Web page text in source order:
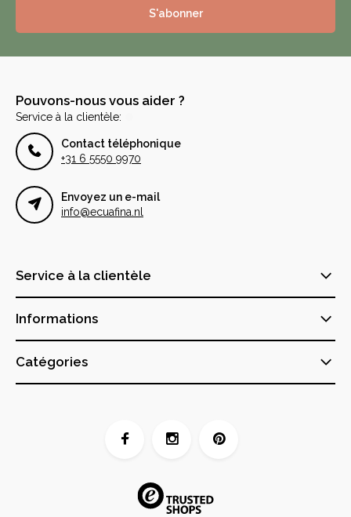
S'abonner
Pouvons-nous vous aider ?
Service à la clientèle:
Contact téléphonique
+31 6 5550 9970
Envoyez un e-mail
info@ecuafina.nl
Service à la clientèle
Informations
Catégories